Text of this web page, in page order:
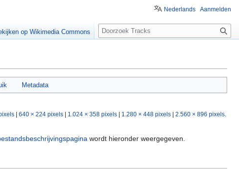
Metadata
640 × 224 pixels 1.024 × 358 pixels 1.280 × 448 pixels 2.560 × 896 pixels
wordt hieronder weergegeven.
Nederlands Aanmelden
op Wikimedia Commons
Z
o
e